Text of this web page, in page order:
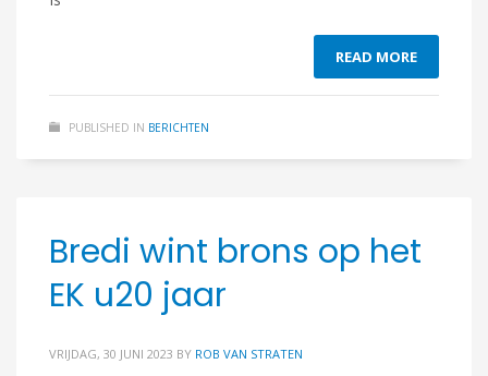
READ MORE
PUBLISHED IN BERICHTEN
Bredi wint brons op het
EK u20 jaar
VRIJDAG, 30 JUNI 2023 BY ROB VAN STRATEN